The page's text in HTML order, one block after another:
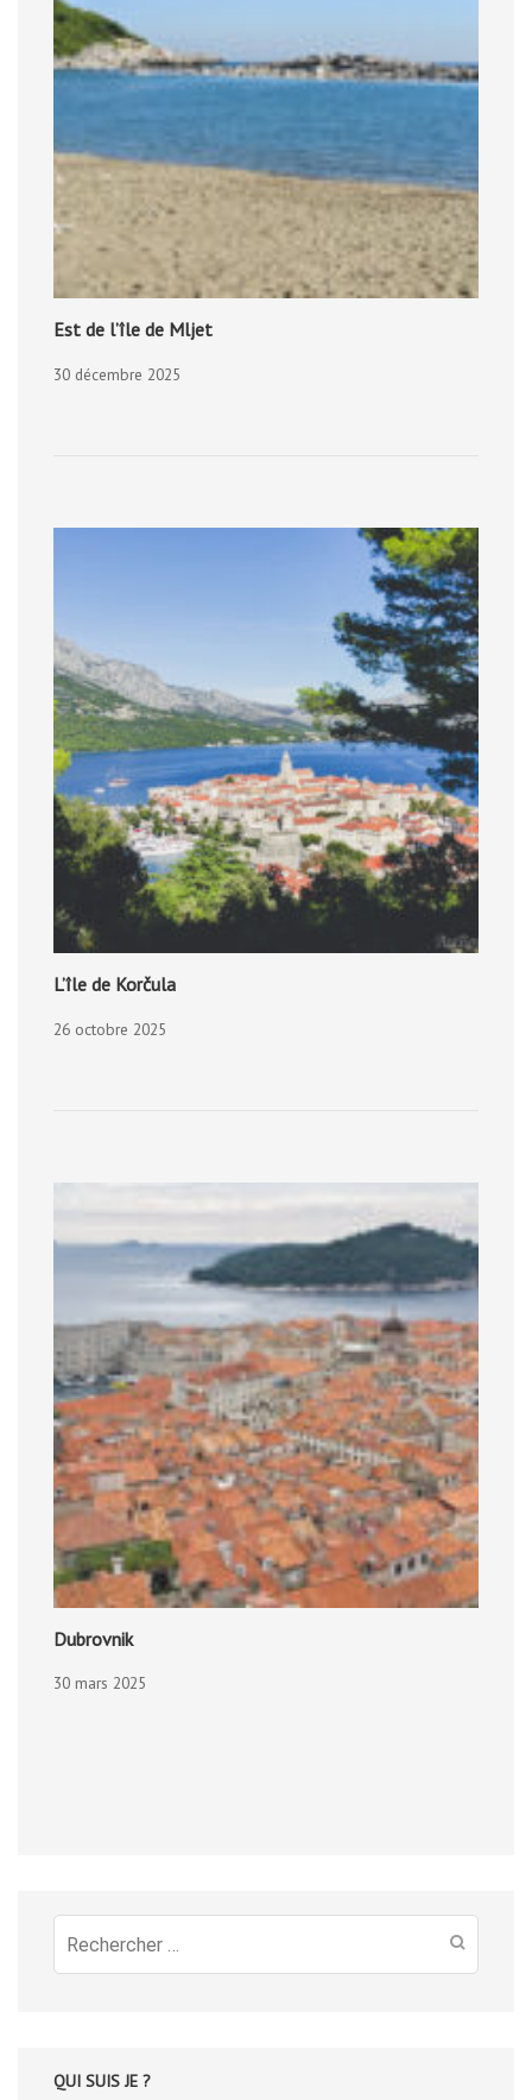
Est de l’île de Mljet
30 décembre 2025
L’île de Korčula
26 octobre 2025
Dubrovnik
30 mars 2025
Recherche
pour
QUI SUIS JE ?